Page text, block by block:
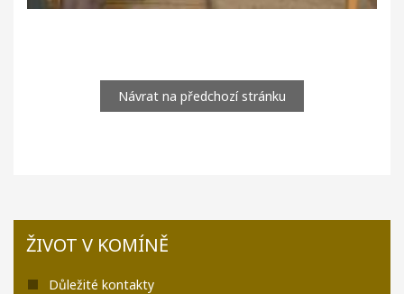
Návrat na předchozí stránku
ŽIVOT V KOMÍNĚ
Důležité kontakty